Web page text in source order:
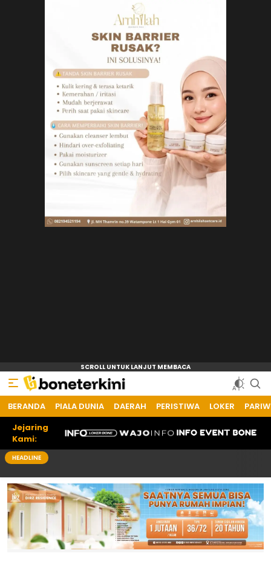
Bone Terkini
Referensi Informasi Terkini
BERANDA PIALA DUNIA DAERAH PERISTIWA LOKER
Jejaring
Kami:
HEADLINE